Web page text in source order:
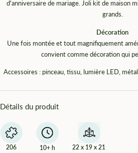
d'anniversaire de mariage. Joli kit de maison
grands.
Décoration
Une fois montée et tout magnifiquement
convient comme décoration qui
Accessoires : pinceau, tissu, lumière LED,
Détails du produit
206
10+ h
22 x 19 x 21